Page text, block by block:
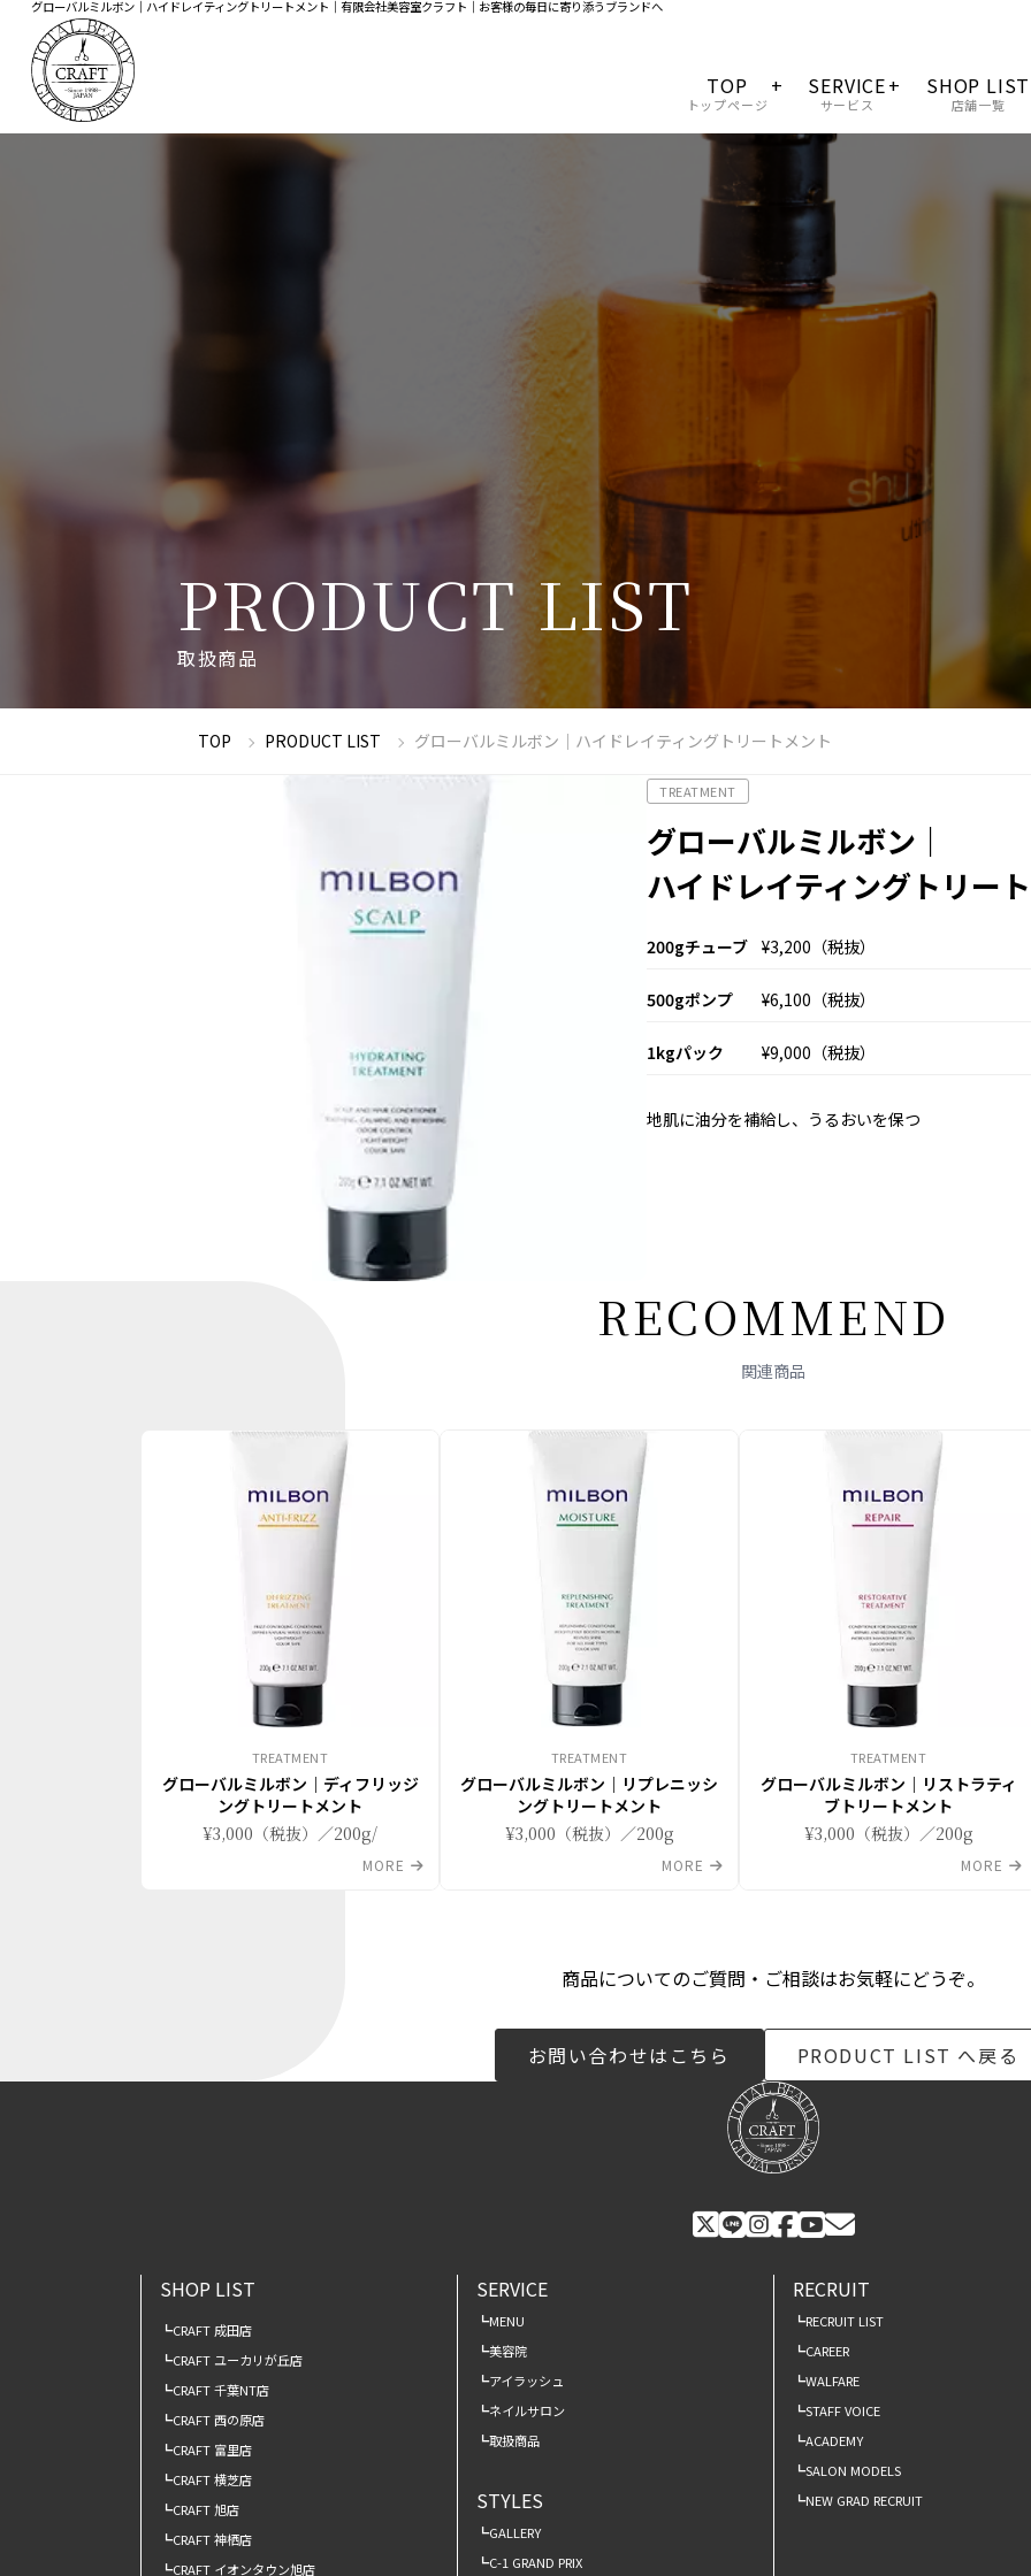
グローバルミルボン｜ハイドレイティングトリートメント｜有限会社美容室クラフト｜お客様の毎日に寄り添うブランドへ
TOP
トップページ
会社概要
SERVICE
サービス
料金一覧
SHOP LIST
店舗一覧
PRODUCT LIST
取扱商品
TOP PRODUCT LIST グローバルミルボン｜ハイドレイティングトリートメント
TREATMENT
グローバルミルボン｜
ハイドレイティングトリー
200gチューブ ¥3,200（税抜）
500gポンプ ¥6,100（税抜）
1kgパック ¥9,000（税抜）
地肌に油分を補給し、 うる おいを保つ
RECOMMEND
関連商品
TREATMENT
グローバルミルボン｜ディフリッジ
ングトリートメント
¥3,000（税抜）／200g/
MORE
TREATMENT
グローバルミルボン｜リプレニッシ
ングトリートメント
¥3,000（税抜）／200g
MORE
TREATMENT
グローバルミルボン｜リストラティ
ブトリートメント
¥3,000（税抜）／200g
MORE
商品についてのご質問・ご相談はお気軽にどうぞ。
お問い合わせはこちら PRODUCT LIST へ戻る
SHOP LIST
CRAFT 成田店
CRAFT ユーカリが丘店
CRAFT 千葉NT店
CRAFT 西の原店
CRAFT 富里店
CRAFT 横芝店
CRAFT 旭店
CRAFT 神栖店
CRAFT イオンタウン旭店
SERVICE
MENU
美容院
アイラッシュ
ネイルサロン
取扱商品
STYLES
GALLERY
C-1 GRAND PRIX
RECRUIT
RECRUIT LIST
CAREER
WALFARE
STAFF VOICE
ACADEMY
SALON MODELS
NEW GRAD RECRUIT